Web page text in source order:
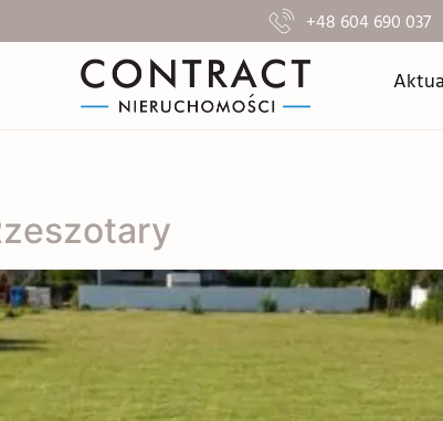
+48 604 690 037